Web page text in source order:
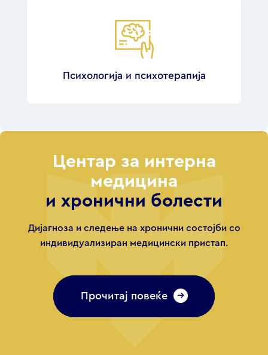
Психологија и психотерапија
Центар за интерна
медицина
и хронични болести
Дијагноза и следење на хронични состојби со
индивидуализиран медицински пристап.
Прочитај повеќе